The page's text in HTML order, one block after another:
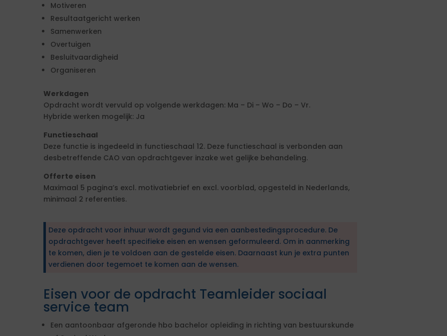
Motiveren
Resultaatgericht werken
Samenwerken
Overtuigen
Besluitvaardigheid
Organiseren
Werkdagen
Opdracht wordt vervuld op volgende werkdagen: Ma – Di – Wo – Do – Vr.
Hybride werken mogelijk: Ja
Functieschaal
Deze functie is ingedeeld in functieschaal 12. Deze functieschaal is verbonden aan
desbetreffende CAO van opdrachtgever inzake wet gelijke behandeling.
Offerte eisen
Maximaal 5 pagina’s excl. motivatiebrief en excl. voorblad, opgesteld in Nederlands,
minimaal 2 referenties.
Deze opdracht voor inhuur wordt gegund via een aanbestedingsprocedure. De
opdrachtgever heeft specifieke eisen en wensen geformuleerd. Om in aanmerking
te komen, dien je te voldoen aan de gestelde eisen. Daarnaast kun je extra punten
verdienen door tegemoet te komen aan de wensen.
Eisen voor de opdracht Teamleider sociaal
service team
Een aantoonbaar afgeronde hbo bachelor opleiding in richting van bestuurskunde